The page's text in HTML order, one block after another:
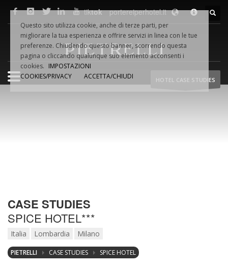
F.LLIPIETRELLISRL
Via Dino VAMPA, 18
61032 Fano (PU) Italia
+39.0721.854495
Fax +39.0721.854954
hoteldoors.ae
hotel-doors.co.uk
tiktok portereiperhotel.it
HOTEL CASE STUDIES
CASE STUDIES
SPICE HOTEL***
Italia Lombardia Milano
PIETRELLI CASE STUDIES SPICE HOTEL
Questo sito utilizza cookie, anche di terze parti, per
migliorare la tua esperienza e offrire servizi in linea con le tue
preferenze. Chiudendo questo banner, scorrendo questa
pagina o cliccando qualunque suo elemento acconsenti i
cookies. IMPOSTAZIONI
COOKIES/PRIVACY
ACCETTA/CHIUDI